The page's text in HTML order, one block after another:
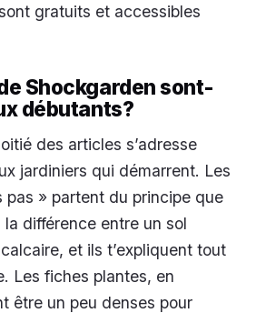
gratuits et accessibles
Shockgarden sont-
débutants?
des articles s’adresse
jardiniers qui démarrent. Les
pas » partent du principe que
différence entre un sol
et ils t’expliquent tout
Les fiches plantes, en
être un peu denses pour